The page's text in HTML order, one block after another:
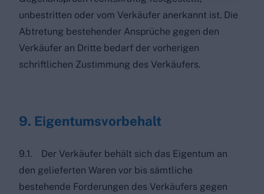
unbestritten oder vom Verkäufer anerkannt ist. Die
Abtretung bestehender Ansprüche gegen den
Verkäufer an Dritte bedarf der vorherigen
schriftlichen Zustimmung des Verkäufers.
9. Eigentumsvorbehalt
9.1. Der Verkäufer behält sich das Eigentum an
den gelieferten Waren vor bis sämtliche
bestehende Forderungen des Verkäufers gegen